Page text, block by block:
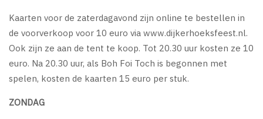
Kaarten voor de zaterdagavond zijn online te bestellen in
de voorverkoop voor 10 euro via www.dijkerhoeksfeest.nl.
Ook zijn ze aan de tent te koop. Tot 20.30 uur kosten ze 10
euro. Na 20.30 uur, als Boh Foi Toch is begonnen met
spelen, kosten de kaarten 15 euro per stuk.
ZONDAG